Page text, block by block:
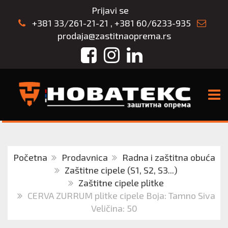
Prijavi se
+381 33/261-21-21 , +381 60/6233-935
prodaja@zastitnaoprema.rs
FacebookInstagram
LinkedIn
Početna Prodavnica
Radna i zaštitna obuća
Zaštitne cipele (S1, S2, S3...)
Zaštitne cipele plitke
CERVA ZURRUM plitke cipele Boja: Tamno Siva
Veličina: 50